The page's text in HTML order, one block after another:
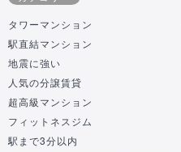
タワーマンション
駅直結マンション
地震に強い
人気の分譲賃貸
超高級マンション
フィットネスジム
駅まで3分以内